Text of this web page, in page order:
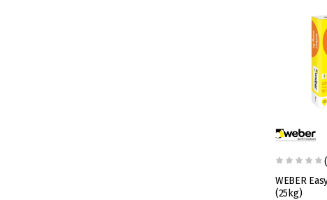
WEBER
(25kg)